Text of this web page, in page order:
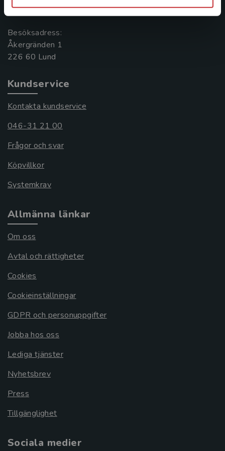
221 00 Lund
Besöksadress:
Åkergränden 1
Kundservice
Kontakta kundservice
046-31 21 00
Frågor och svar
Köpvillkor
Systemkrav
Allmänna länkar
Om oss
Avtal och rättigheter
Cookies
Cookieinställningar
GDPR och personuppgifter
Jobba hos oss
Lediga tjänster
Nyhetsbrev
Press
Tillgänglighet
Sociala medier